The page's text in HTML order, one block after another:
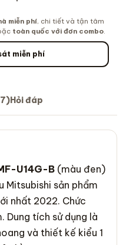
miễn phí, chi tiết và tận tâm
toàn quốc với đơn combo
miễn phí
Hỏi đáp
U14G-B (màu đen)
Mitsubishi sản phẩm
nhất 2022. Chức
Dung tích sử dụng là
và thiết kế kiểu 1